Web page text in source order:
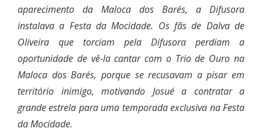
aparecimento da Maloca dos Barés, a Difusora
instalava a Festa da Mocidade. Os fãs de Dalva de
Oliveira que torciam pela Difusora perdiam a
oportunidade de vê-la cantar com o Trio de Ouro na
Maloca dos Barés, porque se recusavam a pisar em
território inimigo, motivando Josué a contratar a
grande estrela para uma temporada exclusiva na Festa
da Mocidade.